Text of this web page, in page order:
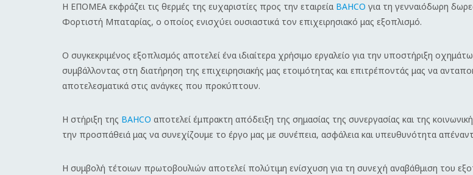
Η ΕΠΟΜΕΑ εκφράζει τις θερμές της ευχαριστίες προς την εταιρεία BAHCO για τη γενναιόδωρη
Φορτιστή Μπαταρίας, ο οποίος ενισχύει ουσιαστικά τον επιχειρησιακό μας εξοπλισμό.
Ο συγκεκριμένος εξοπλισμός αποτελεί ένα ιδιαίτερα χρήσιμο εργαλείο για την υποστήριξη
συμβάλλοντας στη διατήρηση της επιχειρησιακής μας ετοιμότητας και επιτρέποντάς μας να
αποτελεσματικά στις ανάγκες που προκύπτουν.
Η στήριξη της BAHCO αποτελεί έμπρακτη απόδειξη της σημασίας της συνεργασίας και της
την προσπάθειά μας να συνεχίζουμε το έργο μας με συνέπεια, ασφάλεια και υπευθυνότητα
Η συμβολή τέτοιων πρωτοβουλιών αποτελεί πολύτιμη ενίσχυση για τη συνεχή αναβάθμιση του